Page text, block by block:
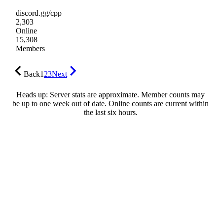
discord.gg/cpp
2,303
Online
15,308
Members
Back123Next
Heads up: Server stats are approximate. Member counts may
be up to one week out of date. Online counts are current within
the last six hours.